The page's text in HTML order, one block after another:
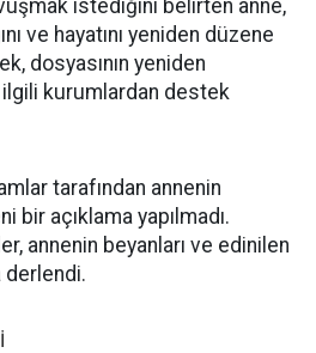
istediğini belirten anne,
ve hayatını yeniden düzene
dosyasının yeniden
kurumlardan destek
tarafından annenin
bir açıklama yapılmadı.
annenin beyanları ve edinilen